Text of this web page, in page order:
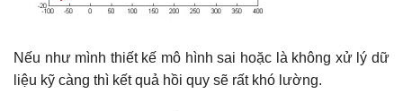
Nếu như mình thiết kế mô hình sai hoặc là không xử lý dữ
liệu kỹ càng thì kết quả hồi quy sẽ rất khó lường.